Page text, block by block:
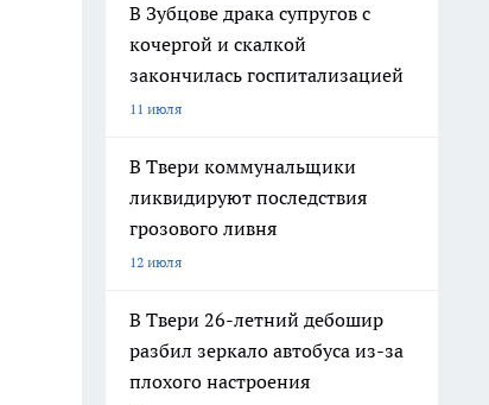
В Зубцове драка супругов с
кочергой и скалкой
закончилась госпитализацией
11 июля
В Твери коммунальщики
ликвидируют последствия
грозового ливня
12 июля
В Твери 26-летний дебошир
разбил зеркало автобуса из-за
плохого настроения